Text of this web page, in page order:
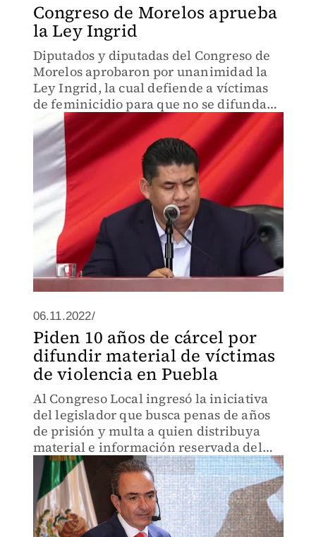
Congreso de Morelos aprueba
la Ley Ingrid
Diputados y diputadas del Congreso de
Morelos aprobaron por unanimidad la
Ley Ingrid, la cual defiende a víctimas
de feminicidio para que no se difundan
imágenes de ellas en medios de
comunicación y redes sociales.
06.11.2022/
Piden 10 años de cárcel por
difundir material de víctimas
de violencia en Puebla
Al Congreso Local ingresó la iniciativa
del legislador que busca penas de años
de prisión y multa a quien distribuya
material e información reservada del
lugar de los hechos.